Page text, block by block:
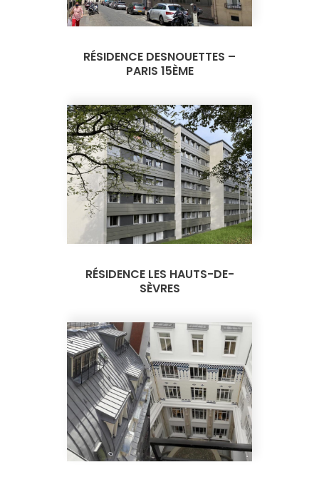
RÉSIDENCE DESNOUETTES –
PARIS 15ÈME
RÉSIDENCE LES HAUTS-DE-
SÈVRES